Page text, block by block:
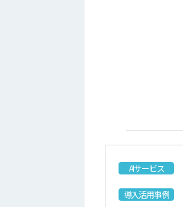
AIサービス
導入活用事例